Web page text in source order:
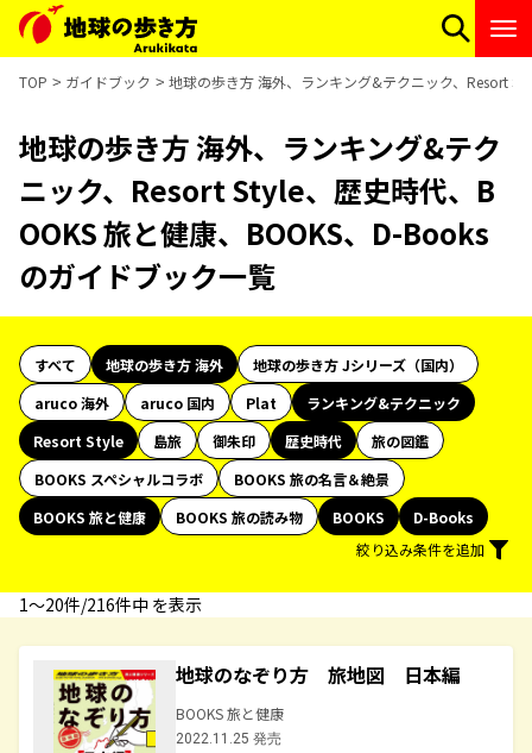
TOP ガイドブック 地球の歩き方 海外、ランキング&テクニック、Resort
地球の歩き方 海外、ランキング&テク
ニック、Resort Style、歴史時代、B
OOKS 旅と健康、BOOKS、D-Books
のガイドブック一覧
すべて 地球の歩き方 海外
地球の歩き方 Jシリーズ（国内）
aruco 海外
aruco 国内 Plat
ランキング&テクニック
Resort Style
島旅 御朱印 歴史時代
旅の図鑑
BOOKS スペシャルコラボ
BOOKS 旅の名言＆絶景
BOOKS 旅と健康
BOOKS 旅の読み物 BOOKS
D-Books
絞り込み条件を追加
1〜20件/216件中 を表示
地球のなぞり方 旅地図 日本編
BOOKS 旅と健康
2022.11.25 発売